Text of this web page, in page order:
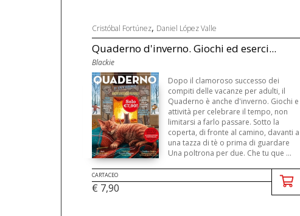
Cristóbal Fortúnez, Daniel López Valle
Quaderno d'inverno. Giochi ed eserci...
Blackie
Dopo il clamoroso successo dei
compiti delle vacanze per adulti, il
Quaderno è anche d'inverno. Giochi e
attività per celebrare il tempo, non
limitarsi a farlo passare. Sotto la
coperta, di fronte al camino, davanti a
una tazza di tè o prima di guardare
Una poltrona per due. Che tu que ...
CARTACEO
€ 7,90